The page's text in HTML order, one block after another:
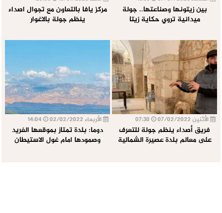
بين زيتونها وصناعتها.. جولة
ميدانية تروي حكاية زيتا
مركز يافا بالتعاون مع تجوال اصداء
ينظم جولة بالاغوار
الأثنين 07/02/2022
فريق أصداء ينظم جولة للتعرف
على معالم بلدة عصيرة الشمالية
الأربعاء 02/02/2022
دوما: بلدة تمتاز بموقعها الفريد
وصمودها امام غول الاستيطان